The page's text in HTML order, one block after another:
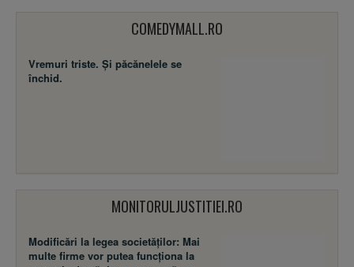
COMEDYMALL.RO
Vremuri triste. Şi păcănelele se
închid.
MONITORULJUSTITIEI.RO
Modificări la legea societăţilor: Mai
multe firme vor putea funcţiona la